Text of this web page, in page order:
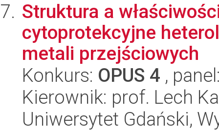
Struktura a
cytoprotekcyjne
metali przejściowych
Konkurs: OPUS 4 ,
Kierownik: prof. Lech
Uniwersytet Gdański,